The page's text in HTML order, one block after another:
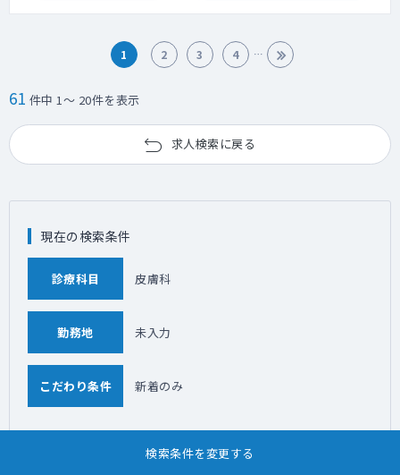
1 2 3 4
61 件中 1～ 20件を表示
求人検索に戻る
検索条件を変更する
現在の検索条件
診療科目 皮膚科
勤務地 未入力
こだわり条件 新着のみ